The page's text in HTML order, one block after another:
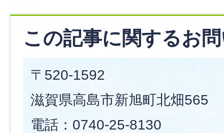
この記事に関するお
〒520-1592
滋賀県高島市新旭町北畑565
電話：0740-25-8130